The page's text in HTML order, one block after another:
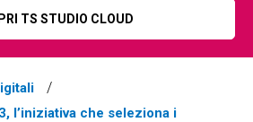
TS STUDIO CLOUD
l’iniziativa che seleziona i